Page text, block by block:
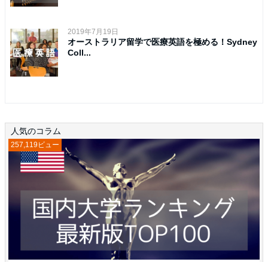
2019年7月19日
オーストラリア留学で医療英語を極める！Sydney
Coll...
人気のコラム
257,119ビュー